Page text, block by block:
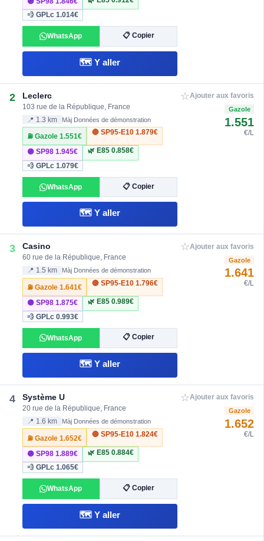
💨 GPLc1.014€
WhatsApp 📋 Copier
🗺️ Y aller
2 Leclerc
103 rue de la République, France
📍 1.3 km Màj Données de démonstration
⛽ Gazole1.551€
🔴 SP95-E10 1.879€
🟣 SP981.945€ 🌿 E85 0.858€
💨 GPLc1.079€
WhatsApp 📋 Copier
🗺️ Y aller
☆Ajouter aux favoris
Gazole
1.551
€/L
3 Casino
60 rue de la République, France
📍 1.5 km Màj Données de démonstration
⛽ Gazole1.641€
🔴 SP95-E10 1.796€
🟣 SP981.875€ 🌿 E85 0.989€
💨 GPLc0.993€
WhatsApp 📋 Copier
🗺️ Y aller
☆Ajouter aux favoris
Gazole
1.641
€/L
4 Système U
20 rue de la République, France
📍 1.6 km Màj Données de démonstration
⛽ Gazole1.652€
🔴 SP95-E10 1.824€
🟣 SP981.889€ 🌿 E85 0.884€
💨 GPLc1.065€
WhatsApp 📋 Copier
🗺️ Y aller
☆Ajouter aux favoris
Gazole
1.652
€/L